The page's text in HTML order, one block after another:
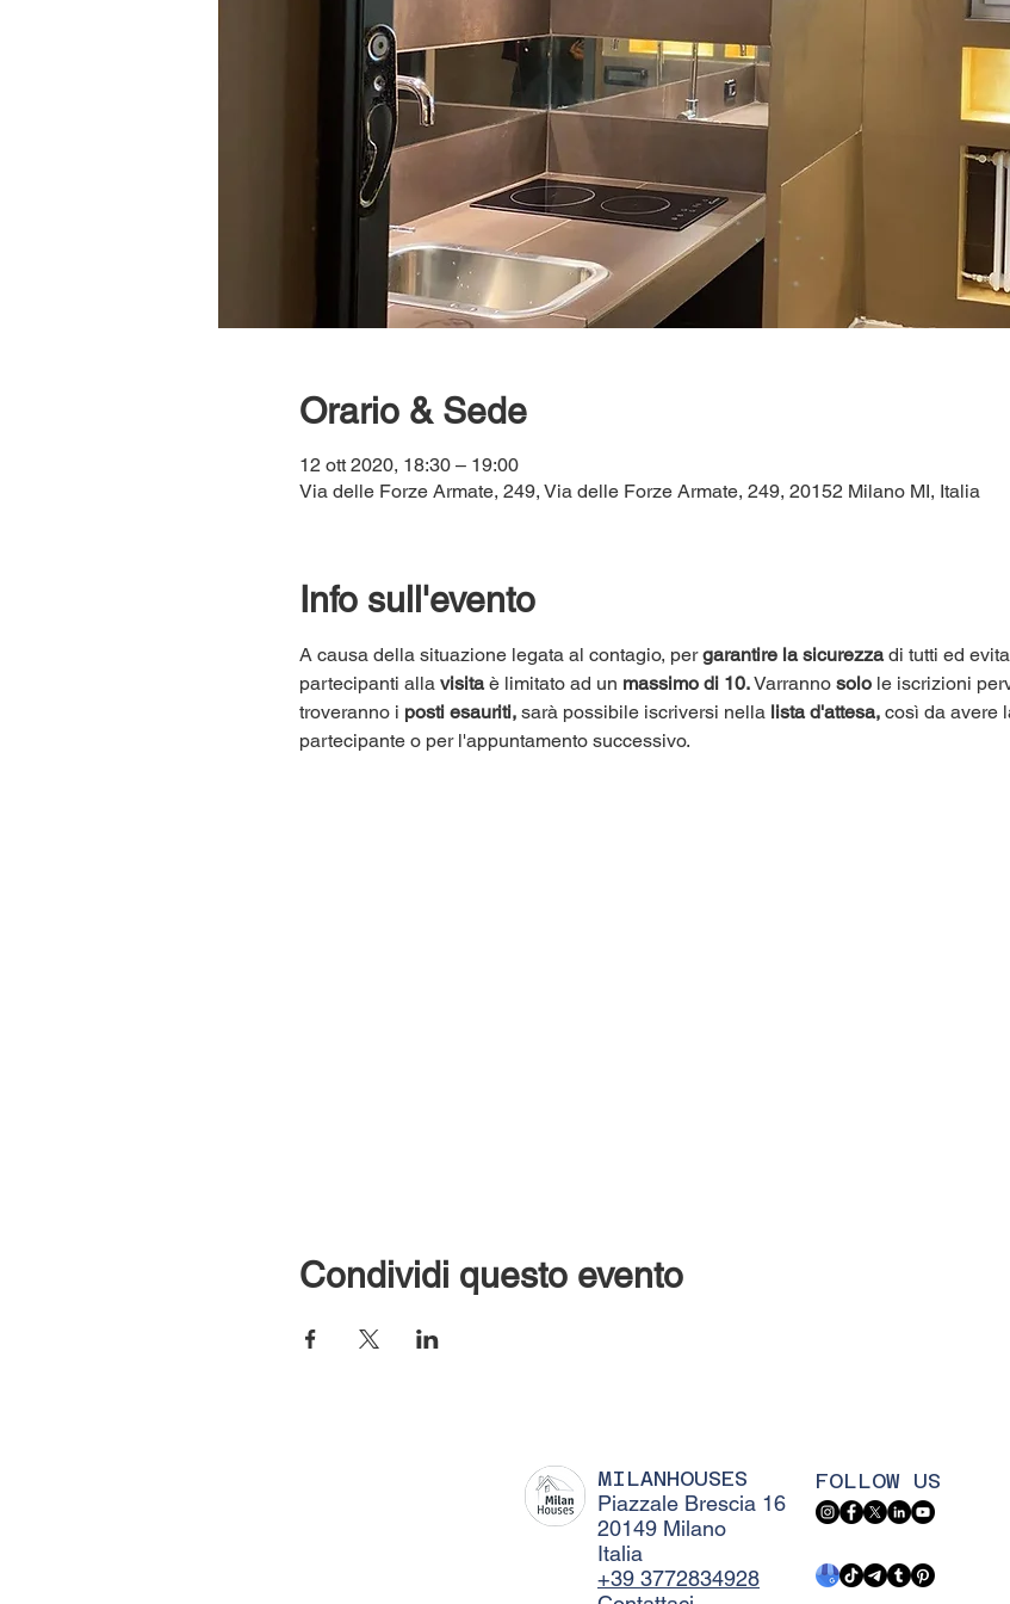
Orario & Sede
12 ott 2020, 18:30 – 19:00
Via delle Forze Armate, 249, Via delle Forze Armate, 249, 20152 Milano MI, Italia
Info sull'evento
A causa della situazione legata al contagio, per garantire la sicurezza di tutti ed
partecipanti alla visita è limitato ad un massimo di 10. Varranno solo le iscrizioni
troveranno i posti esauriti, sarà possibile iscriversi nella lista d'attesa, così da avere
partecipante o per l'appuntamento successivo.
Condividi questo evento
MILANHOUSES
Piazzale Brescia 16
20149 Milano
Italia
+39 3772834928
FOLLOW US